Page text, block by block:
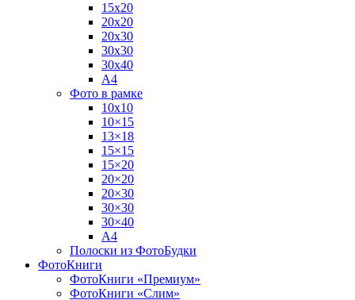
15х20
20х20
20х30
30х30
30х40
А4
Фото в рамке
10х10
10×15
13×18
15×15
15×20
20×20
20×30
30×30
30×40
A4
Полоски из ФотоБудки
ФотоКниги
ФотоКниги «Премиум»
ФотоКниги «Слим»